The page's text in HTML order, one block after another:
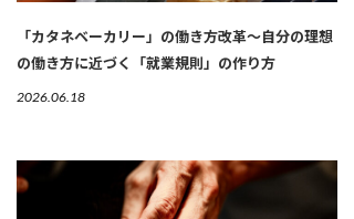
「カタネベーカリー」の働き方改革～自分の理想
の働き方に近づく「就業規則」の作り方
2026.06.18